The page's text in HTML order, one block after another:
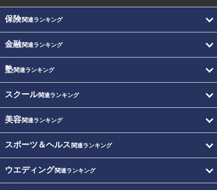
保険関連ランキング
金融関連ランキング
塾関連ランキング
スクール関連ランキング
美容関連ランキング
スポーツ＆ヘルス 関連ランキング
ウエディング関連ランキング